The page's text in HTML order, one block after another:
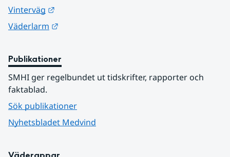
Vinterväg
Väderlarm
Publikationer
SMHI ger regelbundet ut tidskrifter, rapporter och
faktablad.
Sök publikationer
Nyhetsbladet Medvind